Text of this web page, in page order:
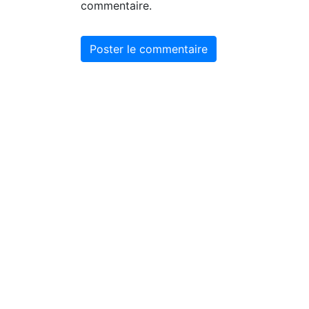
commentaire.